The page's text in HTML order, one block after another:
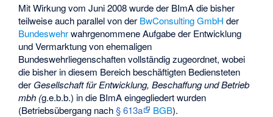
Mit Wirkung vom Juni 2008 wurde der BImA die bisher
teilweise auch parallel von der BwConsulting GmbH der
Bundeswehrwahrgenommene Aufgabe der Entwicklung
und Vermarktung von ehemaligen
Bundeswehrliegenschaften vollständig zugeordnet, wobei
die bisher in diesem Bereich beschäftigten Bediensteten
der Gesellschaft für Entwicklung, Beschaffung und Betrieb
mbh (g.e.b.b.) in die BImA eingegliedert wurden
(Betriebsübergang nach§ 613a BGB).